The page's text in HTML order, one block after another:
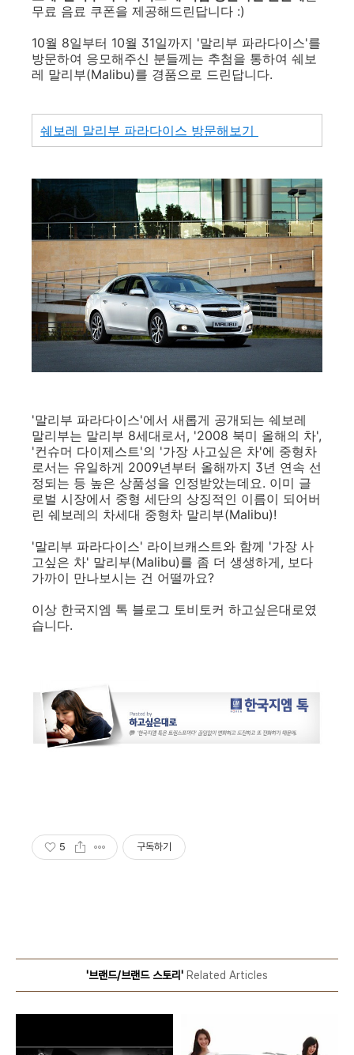
무료 음료 쿠폰을 제공해드린답니다 :)
10월 8일부터 10월 31일까지 '말리부 파라다이스'를
방문하여 응모해주신 분들께는 추첨을 통하여 쉐보
레 말리부(Malibu)를 경품으로 드린답니다.
쉐보레 말리부 파라다이스 방문해보기
'말리부 파라다이스'에서 새롭게 공개되는 쉐보레
말리부는 말리부 8세대로서, '2008 북미 올해의 차',
'컨슈머 다이제스트'의 '가장 사고싶은 차'에 중형차
로서는 유일하게 2009년부터 올해까지 3년 연속 선
정되는 등 높은 상품성을 인정받았는데요. 이미 글
로벌 시장에서 중형 세단의 상징적인 이름이 되어버
린 쉐보레의 차세대 중형차 말리부(Malibu)!
'말리부 파라다이스' 라이브캐스트와 함께 '가장 사
고싶은 차' 말리부(Malibu)를 좀 더 생생하게, 보다
가까이 만나보시는 건 어떨까요?
이상 한국지엠 톡 블로그 토비토커 하고싶은대로였
습니다.
5 구독하기
'브랜드/브랜드 스토리' Related Articles